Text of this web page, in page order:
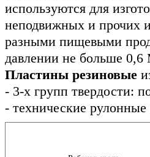
используются для
неподвижных и прочих
разными пищевыми
давлении не больше
Пластины резиновые
- 3-х групп
- технические